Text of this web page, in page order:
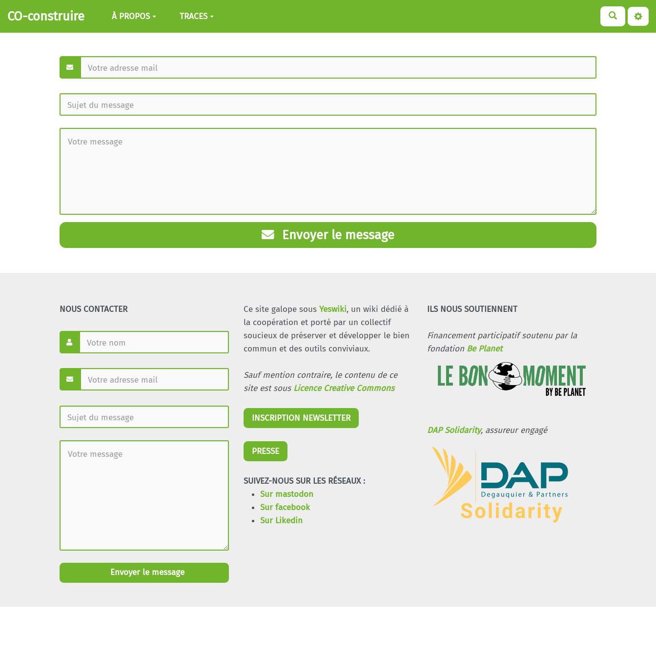
Aller au contenu principal
CO-construire À PROPOS TRACES
Envoyer le message
NOUS CONTACTER
Envoyer le message
Ce site galope sous Yeswiki, un wiki dédié à
la coopération et porté par un collectif
soucieux de préserver et développer le bien
commun et des outils conviviaux.
Sauf mention contraire, le contenu de ce
site est sous Licence Creative Commons
INSCRIPTION NEWSLETTER
PRESSE
SUIVEZ-NOUS SUR LES RÉSEAUX :
Sur mastodon
Sur facebook
Sur Likedin
ILS NOUS SOUTIENNENT
Financement participatif soutenu par la
fondation Be Planet
DAP Solidarity, assureur engagé